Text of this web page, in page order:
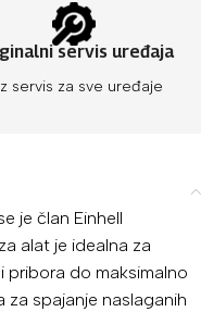
servis uređaja
servis za sve uređaje
je član Einhell
alat je idealna za
pribora do maksimalno
za spajanje naslaganih